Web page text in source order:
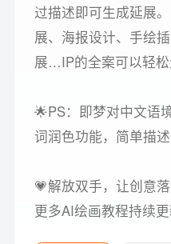
过描述即可生成延展
展、海报设计、手绘
展…IP的全案可以轻
🌟PS：即梦对中文语
词润色功能，简单描
💗解放双手，让创意
更多AI绘画教程持续